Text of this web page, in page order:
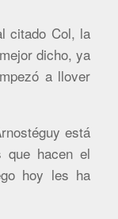
citado Col, la
dicho, ya
a llover
está
que hacen el
hoy les ha